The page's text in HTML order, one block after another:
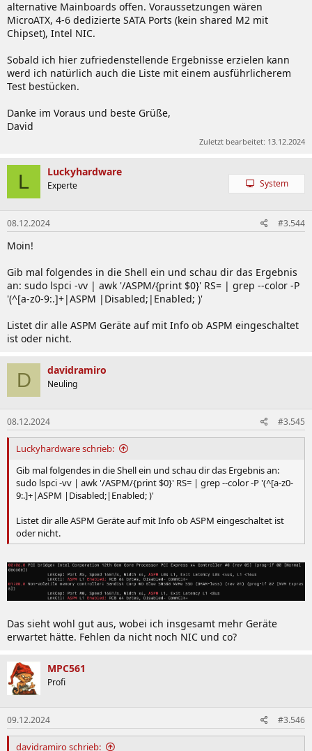
alternative Mainboards offen. Voraussetzungen wären
MicroATX, 4-6 dedizierte SATA Ports (kein shared M2 mit
Chipset), Intel NIC.
Sobald ich hier zufriedenstellende Ergebnisse erzielen kann
werd ich natürlich auch die Liste mit einem ausführlicherem
Test bestücken.
Danke im Voraus und beste Grüße,
David
Zuletzt bearbeitet: 13.12.2024
L Luckyhardware
Experte System
08.12.2024 #3.544
Moin!
Gib mal folgendes in die Shell ein und schau dir das Ergebnis
an: sudo lspci -vv | awk '/ASPM/{print $0}' RS= | grep --color -P
'(^[a-z0-9:.]+|ASPM |Disabled;|Enabled; )'
Listet dir alle ASPM Geräte auf mit Info ob ASPM eingeschaltet
ist oder nicht.
D davidramiro
Neuling
08.12.2024 #3.545
Luckyhardware schrieb:
Gib mal folgendes in die Shell ein und schau dir das Ergebnis an:
sudo lspci -vv | awk '/ASPM/{print $0}' RS= | grep --color -P '(^[a-z0-
9:.]+|ASPM |Disabled;|Enabled; )'
Listet dir alle ASPM Geräte auf mit Info ob ASPM eingeschaltet ist
oder nicht.
Das sieht wohl gut aus, wobei ich insgesamt mehr Geräte
erwartet hätte. Fehlen da nicht noch NIC und co?
MPC561
Profi
09.12.2024 #3.546
davidramiro schrieb: